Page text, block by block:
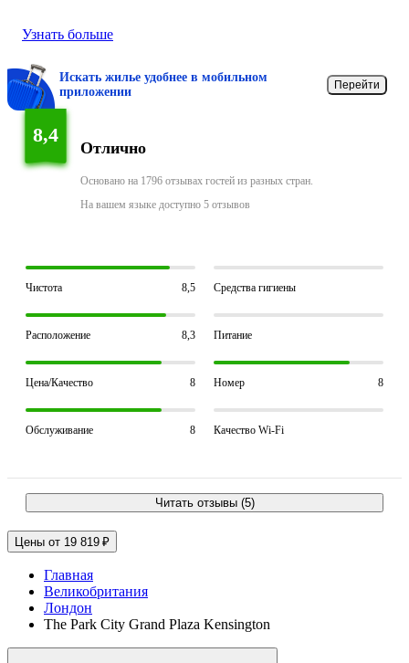
Узнать больше
Искать жилье удобнее в мобильном
приложении
Перейти
8,4
Отлично
Основано на 1796 отзывах гостей из разных стран.
На вашем языке доступно 5 отзывов
Чистота 8,5 Средства гигиены
Расположение 8,3 Питание
Цена/Качество 8 Номер 8
Обслуживание 8 Качество Wi-Fi
Читать отзывы (5)
Цены от 19 819 ₽
Главная
Великобритания
Лондон
The Park City Grand Plaza Kensington